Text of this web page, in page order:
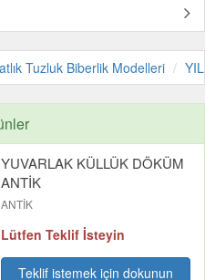
Tuzluk Biberlik Modelleri
YUVARLAK KÜLLÜK DÖKÜM
ANTİK
ANTİK
Lütfen Teklif İsteyin
Teklif istemek için dokunun